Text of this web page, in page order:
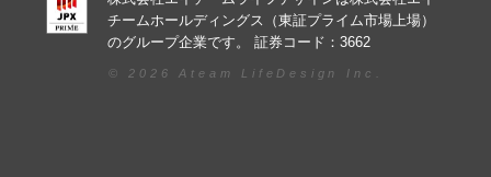
チームホールディングス（東証プライム市場上場）
のグループ企業です。 証券コード：3662
© 2026 Ateam LifeDesign Inc.